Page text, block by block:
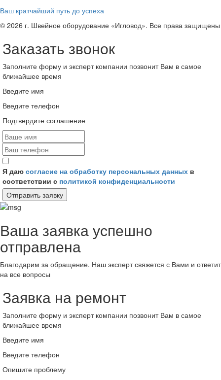
Ваш кратчайший путь до успеха
© 2026 г. Швейное оборудование «Игловод». Все права защищены
Заказать звонок
Заполните форму и эксперт компании позвонит Вам в самое
ближайшее время
Введите имя
Введите телефон
Подтвердите соглашение
Я даю согласие на обработку персональных данных в
соответствии с политикой конфиденциальности
Отправить заявку
Ваша заявка успешно
отправлена
Благодарим за обращение. Наш эксперт свяжется с Вами и ответит
на все вопросы
Заявка на ремонт
Заполните форму и эксперт компании позвонит Вам в самое
ближайшее время
Введите имя
Введите телефон
Опишите проблему